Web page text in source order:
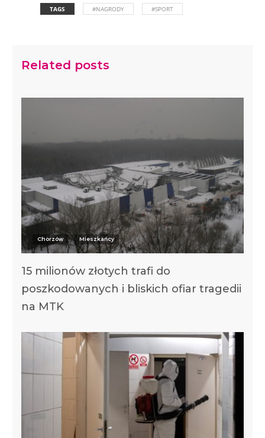
TAGS #NAGRODY #SPORT
Related posts
Chorzów Mieszkańcy
15 milionów złotych trafi do
poszkodowanych i bliskich ofiar tragedii
na MTK